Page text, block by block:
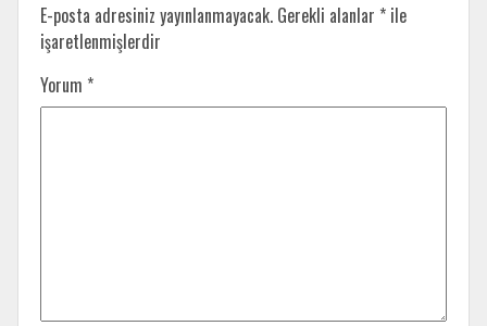
E-posta adresiniz yayınlanmayacak. Gerekli alanlar * ile
işaretlenmişlerdir
Yorum *